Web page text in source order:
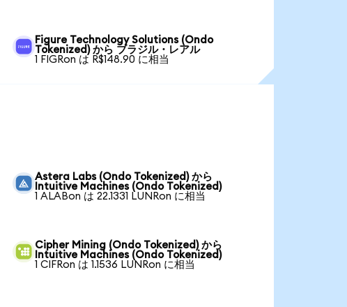
Figure Technology Solutions (Ondo
Tokenized) から ブラジル・レアル
1 FIGRon は R$148.90 に相当
Astera Labs (Ondo Tokenized) から
Intuitive Machines (Ondo Tokenized)
1 ALABon は 22.1331 LUNRon に相当
Cipher Mining (Ondo Tokenized) から
Intuitive Machines (Ondo Tokenized)
1 CIFRon は 1.1536 LUNRon に相当